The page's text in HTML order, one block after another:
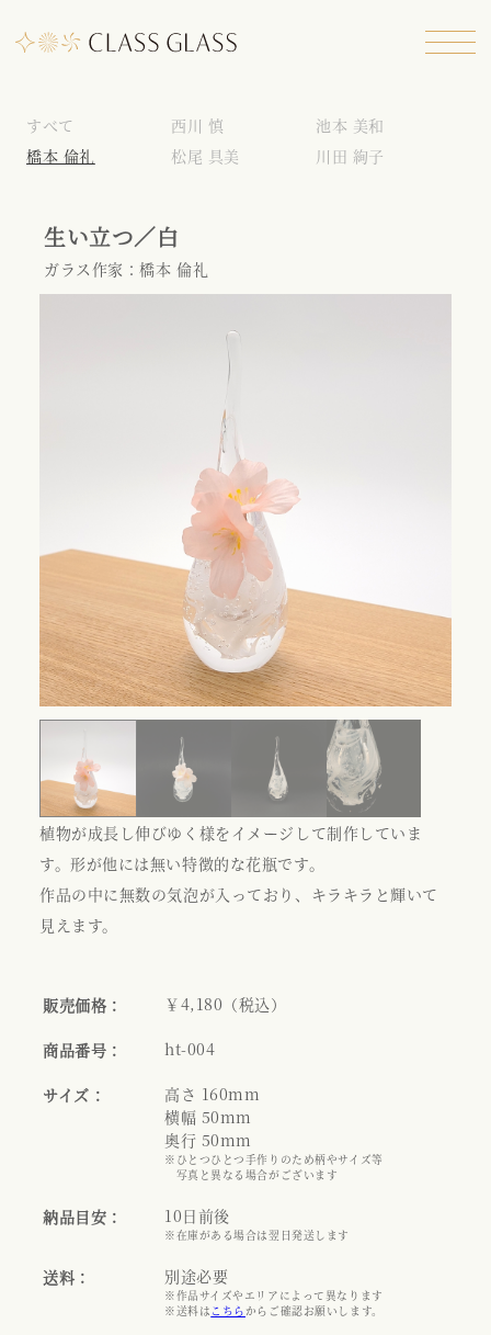
すべて 西川 慎
池本 美和
橋本 倫礼
松尾 具美 川田 絢子
生い立つ／白
ガラス作家：橋本 倫礼
植物が成長し伸びゆく様をイメージして制作していま
す。形が他には無い特徴的な花瓶です。
作品の中に無数の気泡が入っており、キラキラと輝いて
見えます。
販売価格： ￥4,180（税込）
商品番号： ht-004
サイズ：
高さ 160mm
横幅 50mm
奥行 50mm
※ひとつひとつ手作りのため柄やサイズ等
写真と異なる場合がございます
納品目安： 10日前後
※在庫がある場合は翌日発送します
送料： 別途必要
※作品サイズやエリアによって異なります
※送料は こちら からご確認お願いします。